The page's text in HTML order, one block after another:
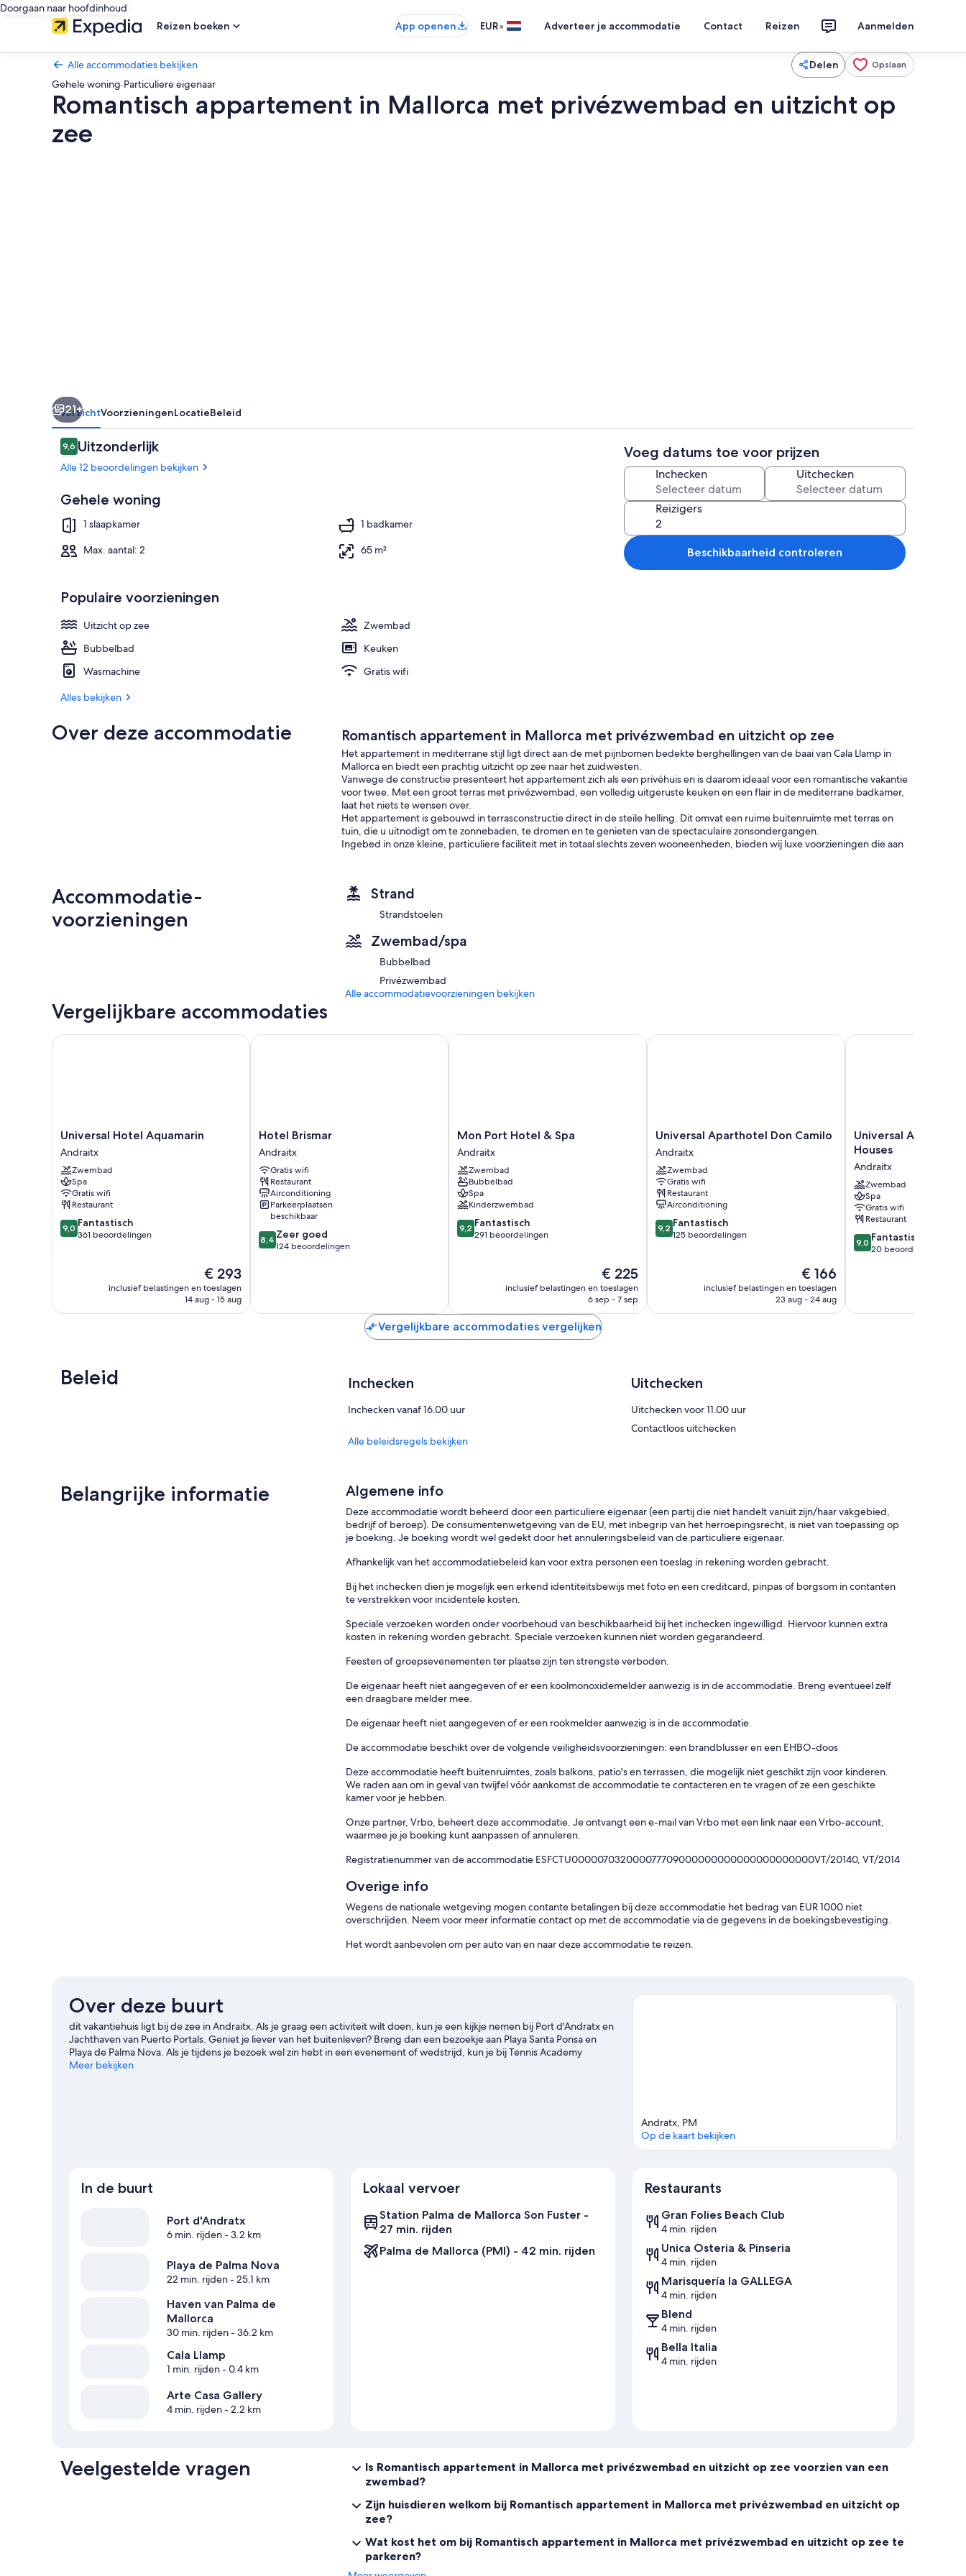
Doorgaan naar hoofdinhoud
Reizen boeken
App openen EUR• Adverteer je accommodatie Contact Reizen Aanmelden
Alle accommodaties bekijken Delen Opslaan
Gehele woning·Particuliere eigenaar
Romantisch appartement in Mallorca met privézwembad en uitzicht op
zee
zee
Terrein van de accommodatie
21+
OverzichtVoorzieningenLocatieBeleid
Beoordelingen
9,69,6 op 10 –
Uitzonderlijk
Alle 12 beoordelingen bekijken
Gehele woning
1 slaapkamer
1 badkamer
Max. aantal: 2
65 m²
Populaire voorzieningen
Uitzicht op zee
Zwembad
Bubbelbad
Keuken
Wasmachine
Gratis wifi
Alles bekijken
Voeg datums toe voor prijzen
Inchecken Uitchecken
Reizigers
Beschikbaarheid controleren
Over deze accommodatie Romantisch appartement in Mallorca met privézwembad en uitzicht op zee
Het appartement in mediterrane stijl ligt direct aan de met pijnbomen bedekte berghellingen van de baai van Cala Llamp in
Mallorca en biedt een prachtig uitzicht op zee naar het zuidwesten.
Vanwege de constructie presenteert het appartement zich als een privéhuis en is daarom ideaal voor een romantische vakantie
voor twee. Met een groot terras met privézwembad, een volledig uitgeruste keuken en een flair in de mediterrane badkamer,
laat het niets te wensen over.
Het appartement is gebouwd in terrasconstructie direct in de steile helling. Dit omvat een ruime buitenruimte met terras en
tuin, die u uitnodigt om te zonnebaden, te dromen en te genieten van de spectaculaire zonsondergangen.
Ingebed in onze kleine, particuliere faciliteit met in totaal slechts zeven wooneenheden, bieden wij luxe voorzieningen die aan
Accommodatie-
voorzieningen
Strand
Strandstoelen
Zwembad/spa
Bubbelbad
Privézwembad
Alle accommodatievoorzieningen bekijken
Vergelijkbare accommodaties
Universal
Hotel
Aquamarin
Andraitx
Universal Hotel Aquamarin
Andraitx
Zwembad
Spa
Gratis wifi
Restaurant
9.0
van
beoordelingen
9,0 Fantastisch
361 beoordelingen
De
prijs
is
€ 293
inclusief belastingen en toeslagen
14 aug - 15 aug
Universal Hotel Aquamarin
Hotel
Brismar
Andraitx
Hotel Brismar
Andraitx
Gratis wifi
Restaurant
Airconditioning
Parkeerplaatsen
beschikbaar
8.4
van
beoordelingen
8,4 Zeer goed
124 beoordelingen
Hotel Brismar
Mon
Port
Hotel
&
Spa
Andraitx
Mon Port Hotel & Spa
Andraitx
Zwembad
Bubbelbad
Spa
Kinderzwembad
9.2
van
beoordelingen
9,2 Fantastisch
291 beoordelingen
De
prijs
is
€ 225
inclusief belastingen en toeslagen
6 sep - 7 sep
Mon Port Hotel & Spa
Universal
Aparthotel
Don
Camilo
Andraitx
Universal Aparthotel Don Camilo
Andraitx
Zwembad
Gratis wifi
Restaurant
Airconditioning
9.2
van
beoordelingen
9,2 Fantastisch
125 beoordelingen
De
prijs
is
€ 166
inclusief belastingen en toeslagen
23 aug - 24 aug
Universal Aparthotel Don Camilo
Universal
Aquamarin
Houses
Andraitx
Universal
Houses
Andraitx
Zwembad
Spa
Gratis wifi
Restaurant
9.0
van
9,0 Fantastisch
20 beoordelingen
Universal Aquamarin
Vergelijkbare accommodaties vergelijken
Beleid Inchecken
Inchecken vanaf 16.00 uur
Uitchecken
Uitchecken voor 11.00 uur
Contactloos uitchecken
Alle beleidsregels bekijken
Belangrijke informatie Algemene info
Deze accommodatie wordt beheerd door een particuliere eigenaar (een partij die niet handelt vanuit zijn/haar vakgebied,
bedrijf of beroep). De consumentenwetgeving van de EU, met inbegrip van het herroepingsrecht, is niet van toepassing op
je boeking. Je boeking wordt wel gedekt door het annuleringsbeleid van de particuliere eigenaar.
Afhankelijk van het accommodatiebeleid kan voor extra personen een toeslag in rekening worden gebracht.
Bij het inchecken dien je mogelijk een erkend identiteitsbewijs met foto en een creditcard, pinpas of borgsom in contanten
te verstrekken voor incidentele kosten.
Speciale verzoeken worden onder voorbehoud van beschikbaarheid bij het inchecken ingewilligd. Hiervoor kunnen extra
kosten in rekening worden gebracht. Speciale verzoeken kunnen niet worden gegarandeerd.
Feesten of groepsevenementen ter plaatse zijn ten strengste verboden.
De eigenaar heeft niet aangegeven of er een koolmonoxidemelder aanwezig is in de accommodatie. Breng eventueel zelf
een draagbare melder mee.
De eigenaar heeft niet aangegeven of er een rookmelder aanwezig is in de accommodatie.
De accommodatie beschikt over de volgende veiligheidsvoorzieningen: een brandblusser en een EHBO-doos
Deze accommodatie heeft buitenruimtes, zoals balkons, patio's en terrassen, die mogelijk niet geschikt zijn voor kinderen.
We raden aan om in geval van twijfel vóór aankomst de accommodatie te contacteren en te vragen of ze een geschikte
kamer voor je hebben.
Onze partner, Vrbo, beheert deze accommodatie. Je ontvangt een e-mail van Vrbo met een link naar een Vrbo-account,
waarmee je je boeking kunt aanpassen of annuleren.
Registratienummer van de accommodatie ESFCTU000007032000077709000000000000000000000VT/20140, VT/2014
Overige info
Wegens de nationale wetgeving mogen contante betalingen bij deze accommodatie het bedrag van EUR 1000 niet
overschrijden. Neem voor meer informatie contact op met de accommodatie via de gegevens in de boekingsbevestiging.
Het wordt aanbevolen om per auto van en naar deze accommodatie te reizen.
Over deze buurt
dit vakantiehuis ligt bij de zee in Andraitx. Als je graag een activiteit wilt doen, kun je een kijkje nemen bij Port d'Andratx en
Jachthaven van Puerto Portals. Geniet je liever van het buitenleven? Breng dan een bezoekje aan Playa Santa Ponsa en
Playa de Palma Nova. Als je tijdens je bezoek wel zin hebt in een evenement of wedstrijd, kun je bij Tennis Academy
Mallorca terecht. Of overweeg anders een avondje uit bij Antiguo Aquapark de Calviá. Ontdek de wateractiviteiten in de
Meer bekijken
Andratx, PM
Op de kaart bekijken
In de buurt
Port d'Andratx
6 min. rijden- 3.2 km
Playa de Palma Nova
22 min. rijden- 25.1 km
Haven van Palma de
Mallorca
30 min. rijden- 36.2 km
Cala Llamp
1 min. rijden- 0.4 km
Arte Casa Gallery
4 min. rijden- 2.2 km
Lokaal vervoer
Station Palma de Mallorca Son Fuster -
27 min. rijden
Palma de Mallorca (PMI) - 42 min. rijden
Restaurants
Gran Folies Beach Club
4 min. rijden
Unica Osteria & Pinseria
4 min. rijden
Marisquería la GALLEGA
4 min. rijden
Blend
4 min. rijden
Bella Italia
4 min. rijden
Veelgestelde vragen
Is Romantisch appartement in Mallorca met privézwembad en uitzicht op zee voorzien van een
zwembad?
Zijn huisdieren welkom bij Romantisch appartement in Mallorca met privézwembad en uitzicht op
zee?
Wat kost het om bij Romantisch appartement in Mallorca met privézwembad en uitzicht op zee te
parkeren?